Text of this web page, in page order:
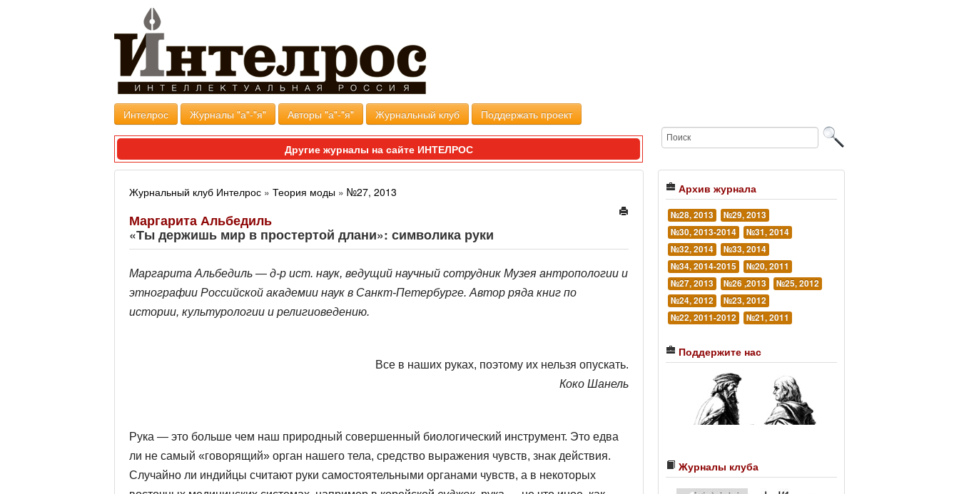
Интелрос Журналы "а"-"я" Авторы "а"-"я" Журнальный клуб Поддержать проект
Другие журналы на сайте ИНТЕЛРОС
Журнальный клуб Интелрос » Теория моды » №27, 2013
Маргарита Альбедиль
«Ты держишь мир в простертой длани»: символика руки
Маргарита Альбедиль — д-р ист. наук, ведущий научный сотрудник Музея антропологии и
этнографии Российской академии наук в Санкт-Петербурге. Автор ряда книг по
истории, культурологии и религиоведению.
Все в наших руках, поэтому их нельзя опускать.
Коко Шанель
Рука — это больше чем наш природный совершенный биологический инструмент. Это едва
ли не самый «говорящий» орган нашего тела, средство выражения чувств, знак действия.
Случайно ли индийцы счи­тают руки самостоятельными органами чувств, а в некоторых
Архив журнала
№28, 2013
№29, 2013
№30, 2013-2014
№31, 2014
№32, 2014
№33, 2014
№34, 2014-2015
№20, 2011
№27, 2013
№26 ,2013
№25, 2012
№24, 2012
№23, 2012
№22, 2011-2012
№21, 2011
Поддержите нас
Журналы клуба